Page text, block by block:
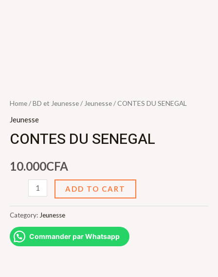
Home/BD et Jeunesse/ Jeunesse/ CONTES DU SENEGAL
Jeunesse
CONTES DU SENEGAL
10.000CFA
CONTES
SENEGAL
ADD TO CART
Category:Jeunesse
Commander par Whatsapp